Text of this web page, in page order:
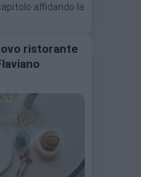
affidando la
ristorante